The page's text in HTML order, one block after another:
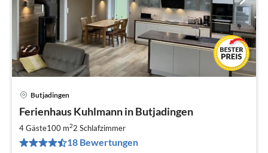
Butjadingen
Ferienhaus Kuhlmann in Butjadingen
4 Gäste100 m22 Schlafzimmer
18 Bewertungen